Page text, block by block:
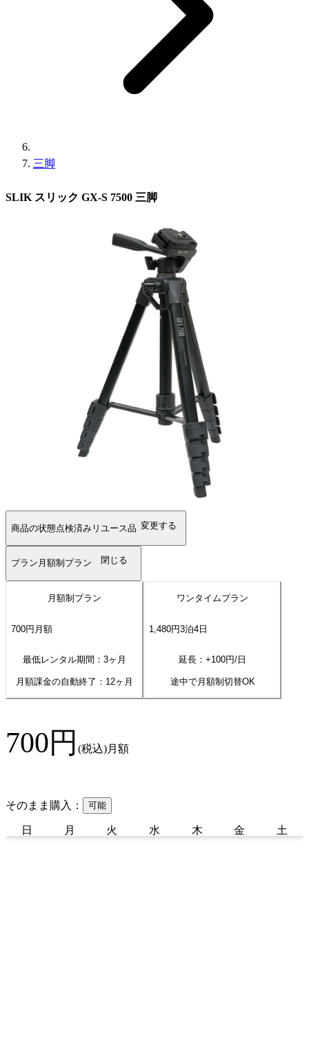
三脚
SLIK スリック GX-S 7500 三脚
商品の状態点検済みリユース品 変更する
プラン 月額制プラン 閉じる
月額制プラン
700円 月額
最低レンタル期間：3ヶ月
月額課金の自動終了： 12ヶ月
ワンタイムプラン
1,480円3泊4日
延長：+100円/日
途中で月額制切替OK
700円 (税込)月額
そのまま購入： 可能
日 月 火 水 木 金 土